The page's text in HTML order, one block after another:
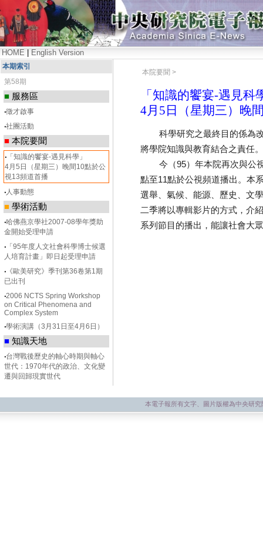
HOME English Version
本期索引
第58期
■ 服務區
‧徵才啟事
‧社團活動
■ 本院要聞
‧ 「知識的饗宴-遇見科學」
4月5日（星期三）晚間10點於公
視13頻道首播
‧人事動態
■ 學術活動
‧哈佛燕京學社2007-08學年獎助
金開始受理申請
‧ 「95年度人文社會科學博士候選
人培育計畫」即日起受理申請
‧ 《歐美研究》季刊第36卷第1期
已出刊
‧2006 NCTS Spring Workshop
on Critical Phenomena and
Complex System
‧學術演講（3月31日至4月6日）
■ 知識天地
‧台灣戰後歷史的軸心時期與軸心
世代：1970年代的政治、文化變
遷與回歸現實世代
本院要聞 >
「知識的饗宴-遇見科
4月5日（星期三）晚
科學研究之最終目的係為改
將學院知識與教育結合之責任
今（95）年本院再次與公視
點至11點於公視頻道播出。本
選舉、氣候、能源、歷史、文
二季將以專輯影片的方式，介
系列節目的播出，能讓社會大
本電子報所有文字、圖片版權為中央研